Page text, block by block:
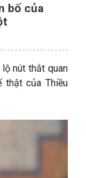
bố của
nút thắt quan
thật của Thiều